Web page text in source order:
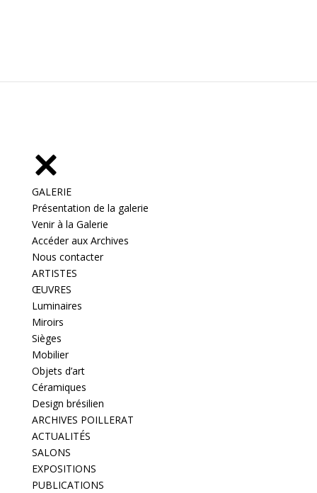
GALERIE
Présentation de la galerie
Venir à la Galerie
Accéder aux Archives
Nous contacter
ARTISTES
ŒUVRES
Luminaires
Miroirs
Sièges
Mobilier
Objets d’art
Céramiques
Design brésilien
ARCHIVES POILLERAT
ACTUALITÉS
SALONS
EXPOSITIONS
PUBLICATIONS